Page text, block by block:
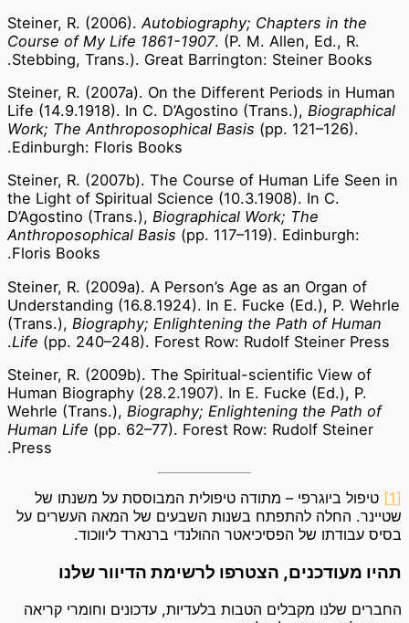
Steiner, R. (2006). Autobiography; Chapters in the
Course of My Life 1861-1907. (P. M. Allen, Ed., R.
Stebbing, Trans.). Great Barrington: Steiner Books.
Steiner, R. (2007a). On the Different Periods in Human
Life (14.9.1918). In C. D’Agostino (Trans.), Biographical
Work; The Anthroposophical Basis (pp. 121–126).
Edinburgh: Floris Books.
Steiner, R. (2007b). The Course of Human Life Seen in
the Light of Spiritual Science (10.3.1908). In C.
D’Agostino (Trans.), Biographical Work; The
Anthroposophical Basis (pp. 117–119). Edinburgh:
Floris Books.
Steiner, R. (2009a). A Person’s Age as an Organ of
Understanding (16.8.1924). In E. Fucke (Ed.), P. Wehrle
(Trans.), Biography; Enlightening the Path of Human
Life (pp. 240–248). Forest Row: Rudolf Steiner Press.
Steiner, R. (2009b). The Spiritual-scientific View of
Human Biography (28.2.1907). In E. Fucke (Ed.), P.
Wehrle (Trans.), Biography; Enlightening the Path of
Human Life (pp. 62–77). Forest Row: Rudolf Steiner
Press.
[1]
טיפול ביוגרפי – מתודה טיפולית המבוססת על משנתו של
שטיינר. החלה להתפתח בשנות השבעים של המאה העשרים על
בסיס עבודתו של הפסיכיאטר ההולנדי ברנארד ליווכוד.
תהיו מעודכנים, הצטרפו לרשימת הדיוור שלנו
החברים שלנו מקבלים הטבות בלעדיות, עדכונים וחומרי קריאה